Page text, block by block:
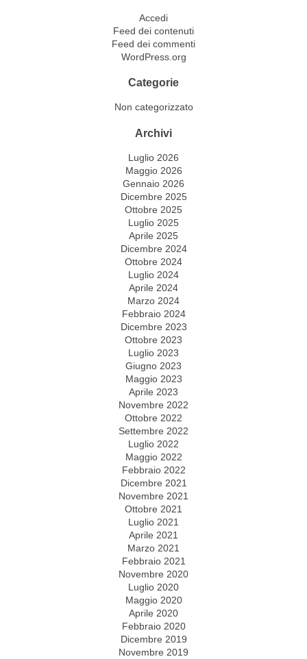
Accedi
Feed dei contenuti
Feed dei commenti
WordPress.org
Categorie
Non categorizzato
Archivi
Luglio 2026
Maggio 2026
Gennaio 2026
Dicembre 2025
Ottobre 2025
Luglio 2025
Aprile 2025
Dicembre 2024
Ottobre 2024
Luglio 2024
Aprile 2024
Marzo 2024
Febbraio 2024
Dicembre 2023
Ottobre 2023
Luglio 2023
Giugno 2023
Maggio 2023
Aprile 2023
Novembre 2022
Ottobre 2022
Settembre 2022
Luglio 2022
Maggio 2022
Febbraio 2022
Dicembre 2021
Novembre 2021
Ottobre 2021
Luglio 2021
Aprile 2021
Marzo 2021
Febbraio 2021
Novembre 2020
Luglio 2020
Maggio 2020
Aprile 2020
Febbraio 2020
Dicembre 2019
Novembre 2019